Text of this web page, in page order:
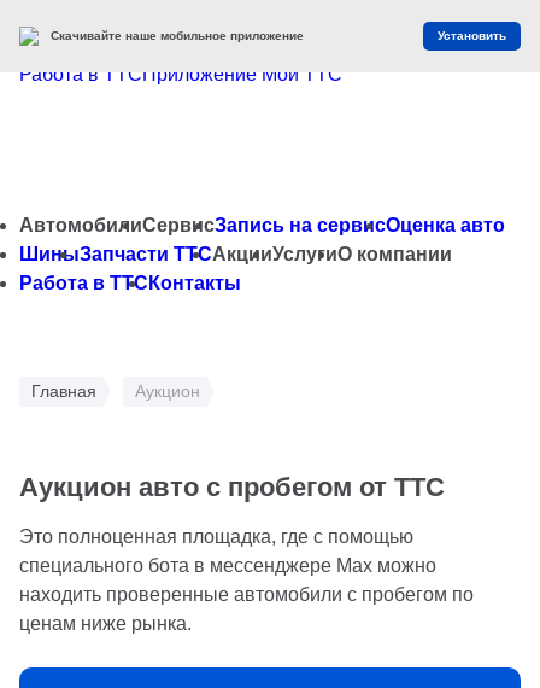
Работа в ТТСПриложение Мой ТТС
АвтомобилиСервисЗапись на сервисОценка авто
ШиныЗапчасти ТТСАкцииУслугиО компании
Работа в ТТС Контакты
Главная Аукцион
Аукцион авто с пробегом от ТТС
Это полноценная площадка, где с помощью
специального бота в мессенджере Мах можно
находить проверенные автомобили с пробегом по
ценам ниже рынка.
Скачивайте наше мобильное приложение Установить